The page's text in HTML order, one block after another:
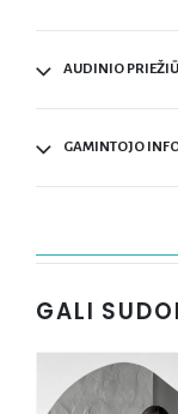
AUDINIO
GAMINTOJO
GALI